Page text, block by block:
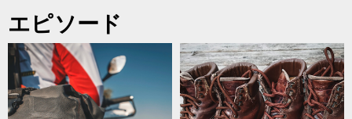
エピソード